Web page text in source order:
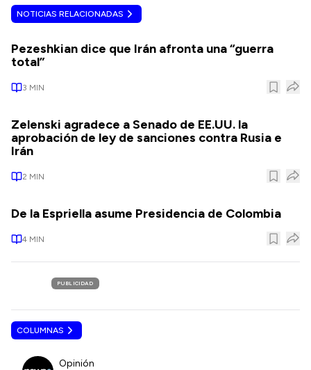
NOTICIAS RELACIONADAS
Pezeshkian dice que Irán afronta una “guerra
total”
3 MIN
Zelenski agradece a Senado de EE.UU. la
aprobación de ley de sanciones contra Rusia e
Irán
2 MIN
De la Espriella asume Presidencia de Colombia
4 MIN
PUBLICIDAD
COLUMNAS
Opinión